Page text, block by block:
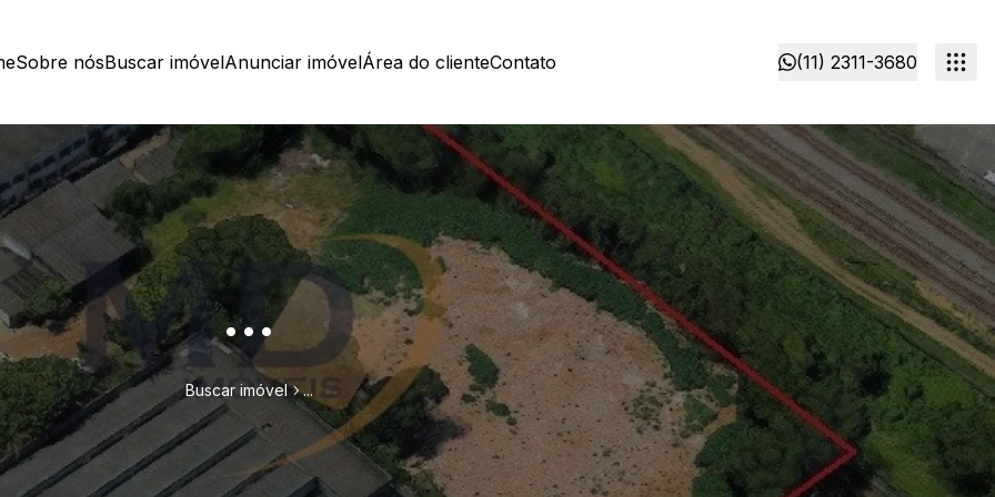
Sobre nósBuscar imóvelAnunciar imóvelÁrea do clienteContato (11) 2311-3680
...
Buscar imóvel ...